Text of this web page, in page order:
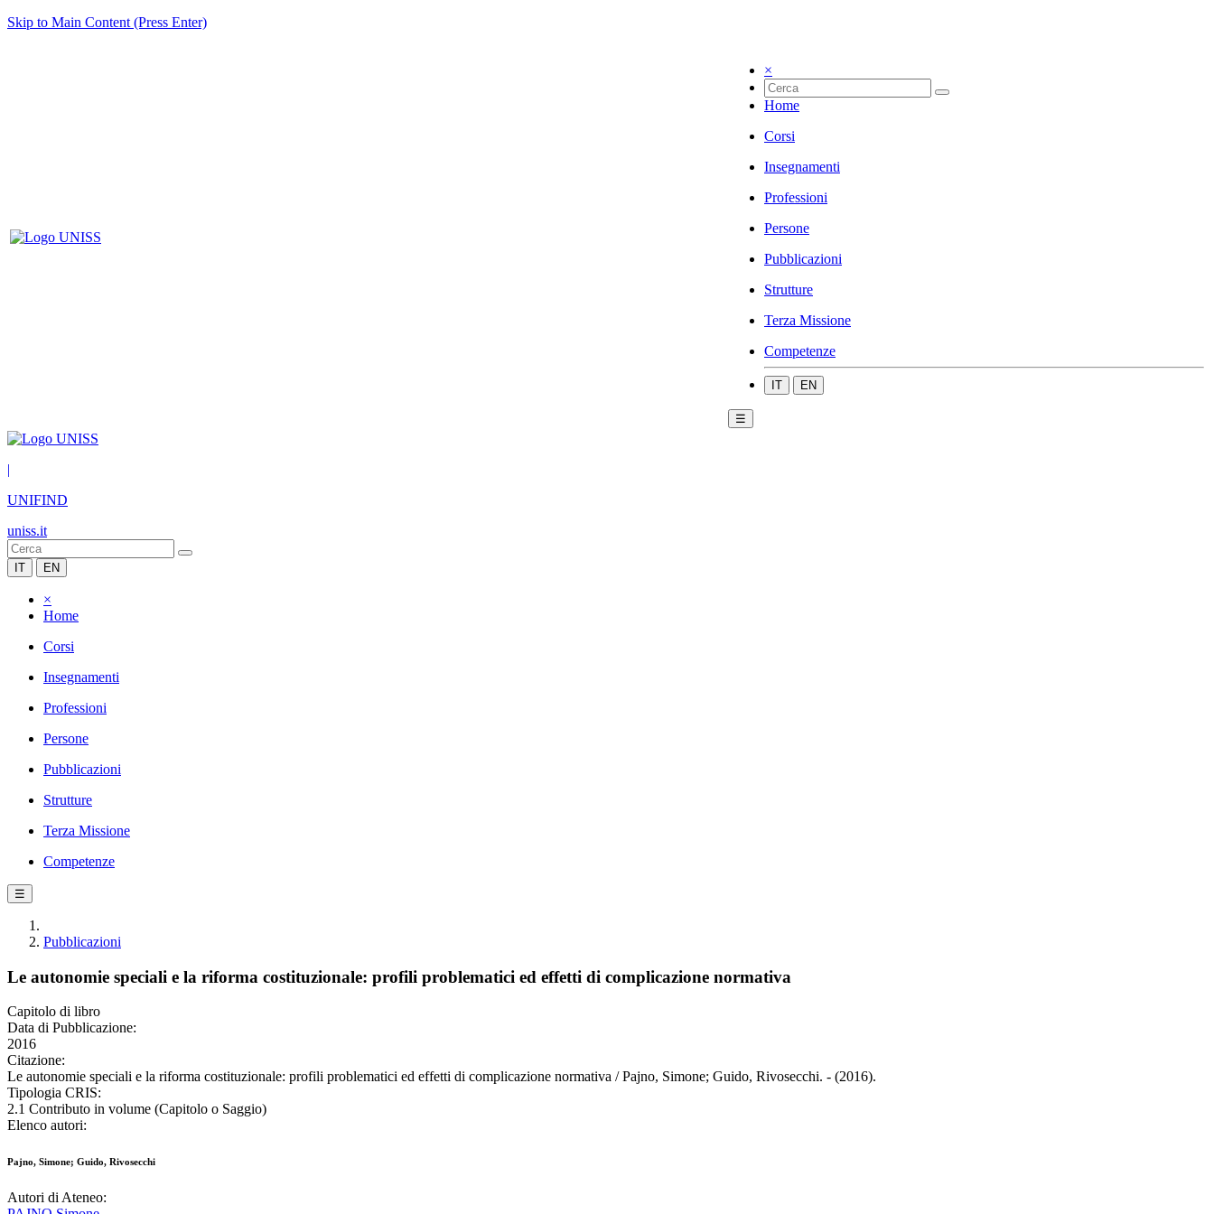
Skip to Main Content (Press Enter)
×
Home
Corsi
Insegnamenti
Professioni
Persone
Pubblicazioni
Strutture
Terza Missione
Competenze
IT EN
☰
|
UNIFIND
uniss.it
IT EN
×
Home
Corsi
Insegnamenti
Professioni
Persone
Pubblicazioni
Strutture
Terza Missione
Competenze
☰
Pubblicazioni
Le autonomie speciali e la riforma costituzionale: profili problematici ed effetti di complicazione normativa
Capitolo di libro
Data di Pubblicazione:
2016
Citazione:
Le autonomie speciali e la riforma costituzionale: profili problematici ed effetti di complicazione normativa / Pajno, Simone; Guido, Rivosecchi. - (2016).
Tipologia CRIS:
2.1 Contributo in volume (Capitolo o Saggio)
Elenco autori:
Pajno, Simone; Guido, Rivosecchi
Autori di Ateneo: